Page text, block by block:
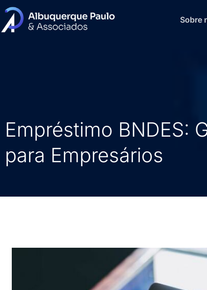
Sobre
Empréstimo BNDES:
para Empresários